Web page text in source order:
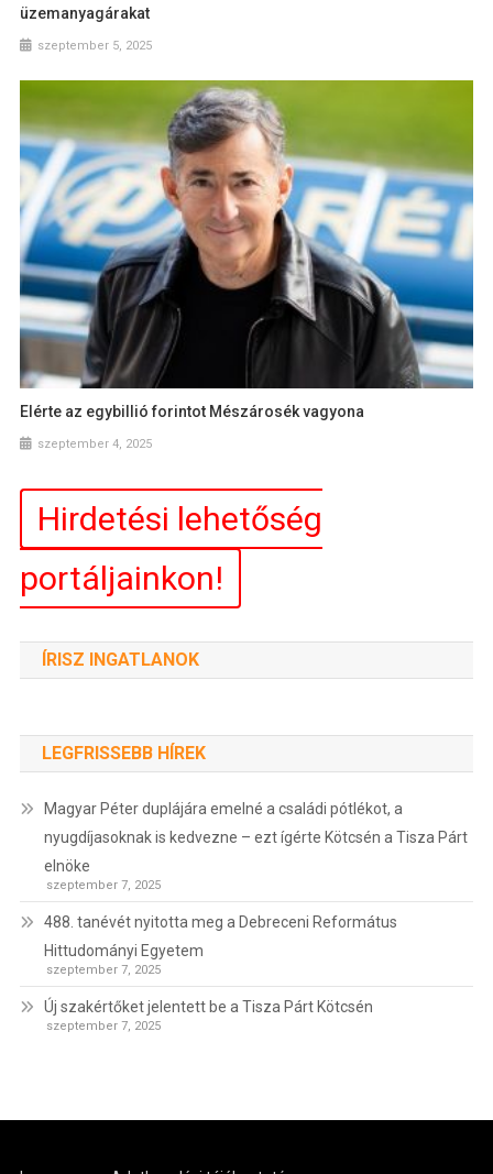
üzemanyagárakat
szeptember 5, 2025
Elérte az egybillió forintot Mészárosék vagyona
szeptember 4, 2025
Hirdetési lehetőség
portáljainkon!
ÍRISZ INGATLANOK
LEGFRISSEBB HÍREK
Magyar Péter duplájára emelné a családi pótlékot, a
nyugdíjasoknak is kedvezne – ezt ígérte Kötcsén a Tisza Párt
elnöke
szeptember 7, 2025
488. tanévét nyitotta meg a Debreceni Református
Hittudományi Egyetem
szeptember 7, 2025
Új szakértőket jelentett be a Tisza Párt Kötcsén
szeptember 7, 2025